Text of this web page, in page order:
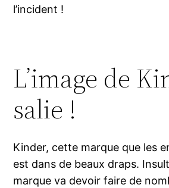
l’incident !
L’image de
salie !
Kinder, cette marque que les
est dans de beaux draps.
marque va devoir faire de